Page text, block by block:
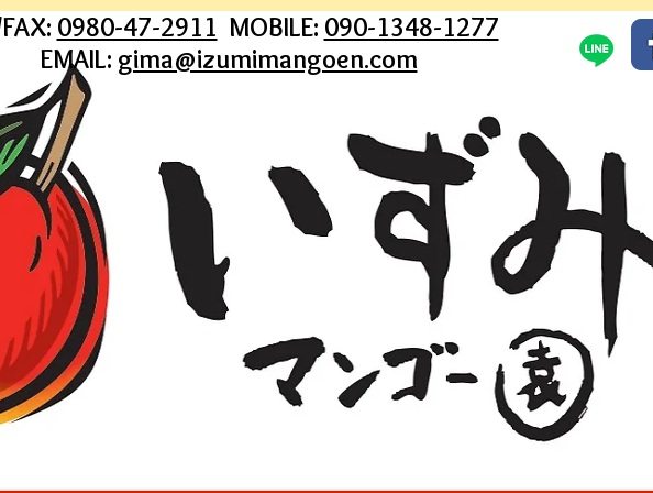
0980-47-2911 MOBILE: 090-1348-1277
EMAIL: gima@izumimangoen.com